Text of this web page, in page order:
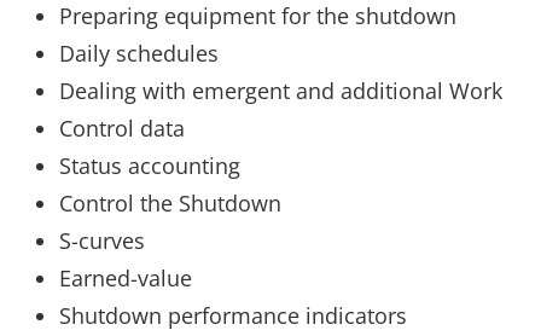
Preparing equipment for the shutdown
Daily schedules
Dealing with emergent and additional Work
Control data
Status accounting
Control the Shutdown
S-curves
Earned-value
Shutdown performance indicators